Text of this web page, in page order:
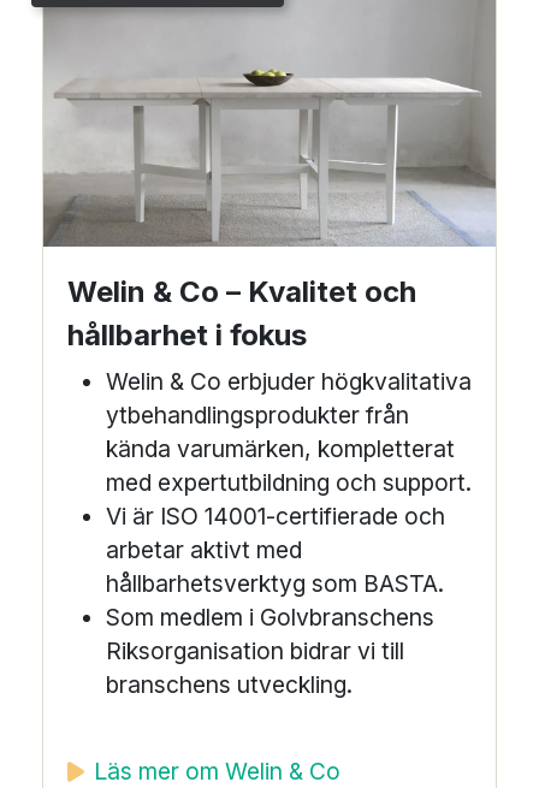
Welin & Co – Kvalitet och
hållbarhet i fokus
Welin & Co erbjuder högkvalitativa
ytbehandlingsprodukter från
kända varumärken, kompletterat
med expertutbildning och support.
Vi är ISO 14001-certifierade och
arbetar aktivt med
hållbarhetsverktyg som BASTA.
Som medlem i Golvbranschens
Riksorganisation bidrar vi till
branschens utveckling.
Läs mer om Welin & Co